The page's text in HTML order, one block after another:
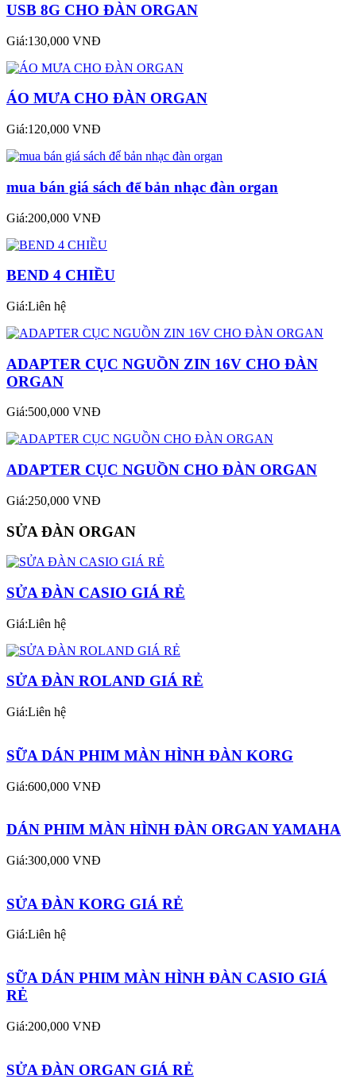
USB 8G CHO ĐÀN ORGAN
Giá:130,000 VNĐ
ÁO MƯA CHO ĐÀN ORGAN
Giá:120,000 VNĐ
mua bán giá sách để bản nhạc đàn organ
Giá:200,000 VNĐ
BEND 4 CHIỀU
Giá:Liên hệ
ADAPTER CỤC NGUỒN ZIN 16V CHO ĐÀN
ORGAN
Giá:500,000 VNĐ
ADAPTER CỤC NGUỒN CHO ĐÀN ORGAN
Giá:250,000 VNĐ
SỬA ĐÀN ORGAN
SỬA ĐÀN CASIO GIÁ RẺ
Giá:Liên hệ
SỬA ĐÀN ROLAND GIÁ RẺ
Giá:Liên hệ
SỮA DÁN PHIM MÀN HÌNH ĐÀN KORG
Giá:600,000 VNĐ
DÁN PHIM MÀN HÌNH ĐÀN ORGAN YAMAHA
Giá:300,000 VNĐ
SỬA ĐÀN KORG GIÁ RẺ
Giá:Liên hệ
SỮA DÁN PHIM MÀN HÌNH ĐÀN CASIO GIÁ
RẺ
Giá:200,000 VNĐ
SỬA ĐÀN ORGAN GIÁ RẺ